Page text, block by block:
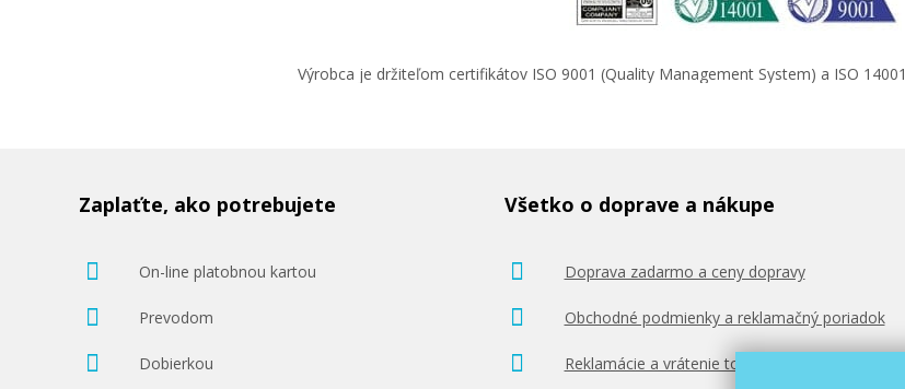
Výrobca je držiteľom certifikátov ISO 9001 (Quality Management System) a ISO
Zaplaťte, ako potrebujete
On-line platobnou kartou
Prevodom
Dobierkou
Všetko o doprave a nákupe
Doprava zadarmo a ceny dopravy
Obchodné podmienky a reklamačný poriadok
Reklamácie a vrátenie tovaru